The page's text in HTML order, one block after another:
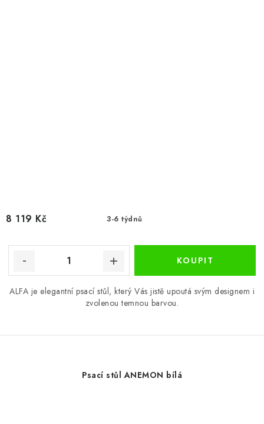
3-6 týdnů
8 119 Kč
ALFA je elegantní psací stůl, který Vás jistě upoutá svým designem i
zvolenou temnou barvou.
Psací stůl ANEMON bílá